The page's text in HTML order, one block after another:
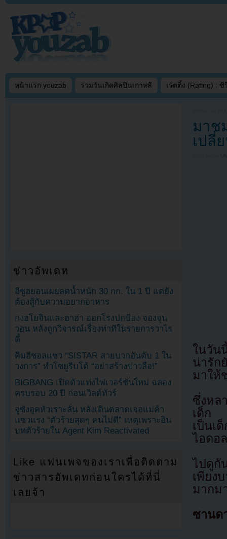
หน้าแรก youzab รวมวันเกิดศิลปินเกาหลี เรตติ้ง (Rating) : ซี
มาช
เปลี่
ในวัน
น่ารัก
มาให้
ซึ่งหล
เด็ก
เป็นเ
ไอดอ
ไปดูกั
เพียง
มากม
ซานด
ข่าวอัพเดท
อีซูฮยอนเผยลดน้ำหนัก 30 กก. ใน 1 ปี แต่ยัง
ต้องสู้กับความอยากอาหาร
กงฮโยจินและฮาฮ่า ออกโรงปกป้อง จองจุน
วอน หลังถูกวิจารณ์เรื่องท่าทีในรายการวาไร
ตี้
คิมฮีชอลแซว “SISTAR สายบวกอันดับ 1 ใน
วงการ” ทำโซยูรีบโต้ “อย่าสร้างข่าวลือ!”
BIGBANG เปิดตัวแท่งไฟเวอร์ชั่นใหม่ ฉลอง
ครบรอบ 20 ปี ก่อนเวิลด์ทัวร์
จูซังอุคหัวเราะลั่น หลังเดินตลาดเจอแม่ค้า
แซวแรง “ตัวร้ายสุดๆ คนไม่ดี” เหตุเพราะอิน
บทตัวร้ายใน Agent Kim Reactivated
Like แฟนเพจของเราเพื่อติดตาม
ข่าวสารอัพเดทก่อนใครได้ที่นี่
เลยจ้า